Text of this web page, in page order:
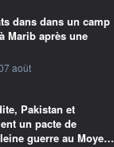
dans dans un camp
Marib après une
par
août
Pakistan et
un pacte de
guerre au Moye…